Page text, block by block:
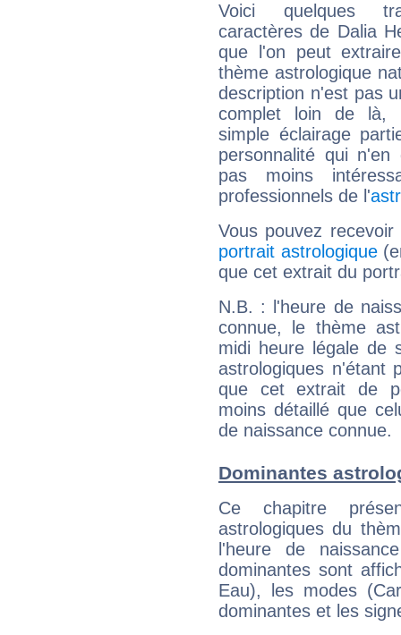
Voici quelques
caractères de Dalia
que l'on peut
thème astrologique
description n'est pas
complet loin de là,
simple éclairage
personnalité qui n'en
pas moins
professionnels de l'
Vous pouvez
portrait astrologique
que cet extrait du
N.B. : l'heure de
connue, le thème
midi heure légale de
astrologiques n'étant
que cet extrait de
moins détaillé que
de naissance connue.
Dominantes
Ce chapitre
astrologiques du
l'heure de
dominantes sont
Eau), les modes
dominantes et les